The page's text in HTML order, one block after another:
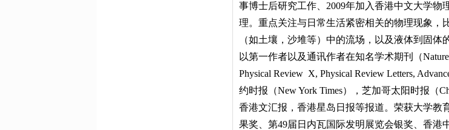
事博士后研究工作、2009年加入香港中文大学
理。重点关注与日常生活紧密相关的物理现象，
（如土壤，沙堆等）中的流场，以及液体到固
以第一作者以及通讯作者在知名学术期刊（Nature
Physical Review X, Physical Review Letters,
约时报（New York Times），芝加哥太阳时报（
香港文汇报，香港星岛日报等报道。荣获大学教
果奖、第49届日内瓦国际发明展览会银奖、香港